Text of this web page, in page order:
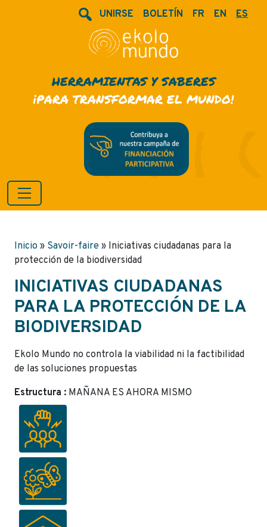
UNIRSE BOLETÍN FR EN ES
HERRAMIENTAS Y SABERES
¡PARA TRANSFORMAR EL MUNDO!
Inicio » Savoir-faire » Iniciativas ciudadanas para la
protección de la biodiversidad
INICIATIVAS CIUDADANAS
PARA LA PROTECCIÓN DE LA
BIODIVERSIDAD
Ekolo Mundo no controla la viabilidad ni la factibilidad
de las soluciones propuestas
Estructura : MAÑANA ES AHORA MISMO